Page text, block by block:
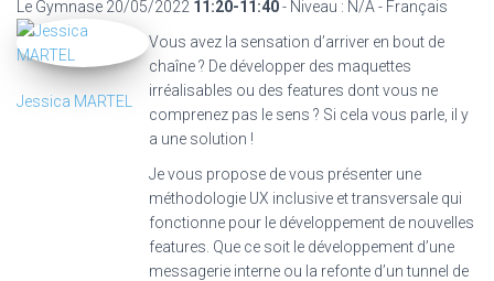
Le Gymnase 20/05/2022 11:20-11:40- Niveau : N/A - Français
Vous avez la sensation d’arriver en bout de
chaîne ? De développer des maquettes
irréalisables ou des features dont vous ne
comprenez pas le sens ? Si cela vous parle, il y
a une solution !
Je vous propose de vous présenter une
méthodologie UX inclusive et transversale qui
fonctionne pour le développement de nouvelles
features. Que ce soit le développement d’une
messagerie interne ou la refonte d’un tunnel de
Jessica MARTEL